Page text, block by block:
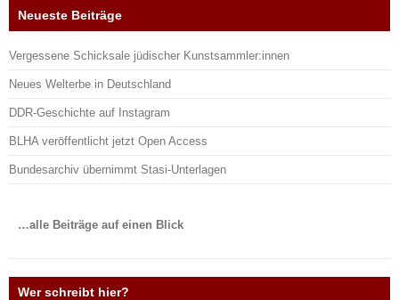
Neueste Beiträge
Vergessene Schicksale jüdischer Kunstsammler:innen
Neues Welterbe in Deutschland
DDR-Geschichte auf Instagram
BLHA veröffentlicht jetzt Open Access
Bundesarchiv übernimmt Stasi-Unterlagen
…alle Beiträge auf einen Blick
Wer schreibt hier?